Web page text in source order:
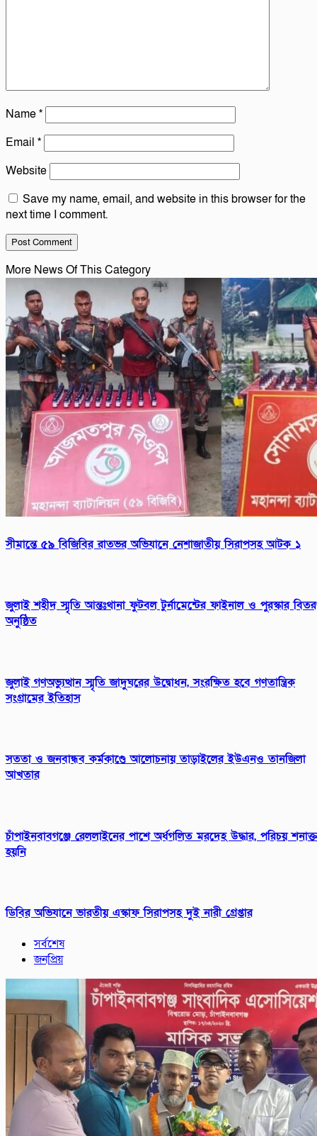
Name*
Email *
Website
Save my name, email, and website in this browser for the
next time I comment.
More News Of This Category
সীমান্তে ৫৯ বিজিবির রাতভর অভিযানে নেশাজাতীয় সিরাপসহ আটক ১
জুলাই শহীদ স্মৃতি আন্তঃথানা ফুটবল টুর্নামেন্টের ফাইনাল ও পুরস্কার
অনুষ্ঠিত
জুলাই গণঅভ্যুত্থান স্মৃতি জাদুঘরের উদ্বোধন, সংরক্ষিত হবে গণতান্ত্রিক
সংগ্রামের ইতিহাস
সততা ও জনবান্ধব কর্মকাণ্ডে আলোচনায় তাড়াইলের ইউএনও তানজিলা
আখতার
চাঁপাইনবাবগঞ্জে রেললাইনের পাশে অর্ধগলিত মরদেহ উদ্ধার, পরিচয় শনাক্ত
হয়নি
ডিবির অভিযানে ভারতীয় এস্কাফ সিরাপসহ দুই নারী গ্রেপ্তার
সর্বশেষ
জনপ্রিয়